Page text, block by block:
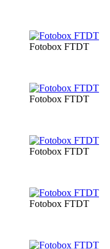
Fotobox FTDT
Fotobox FTDT
Fotobox FTDT
Fotobox FTDT